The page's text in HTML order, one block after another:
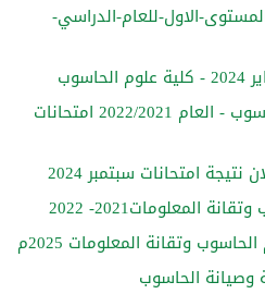
الاول-للعام-الدراسي-
نتيجة كلية الحاسوب الحاسوب - العام 2022/2021 امتحانات
امتحانات سبتمبر 2024
المعلومات2021- 2022
وتقانة المعلومات 2025م
وصيانة الحاسوب